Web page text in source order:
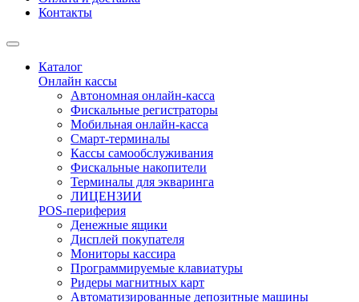
Контакты
Каталог
Онлайн кассы
Автономная онлайн-касса
Фискальные регистраторы
Мобильная онлайн-касса
Смарт-терминалы
Кассы самообслуживания
Фискальные накопители
Терминалы для экваринга
ЛИЦЕНЗИИ
POS-периферия
Денежные ящики
Дисплей покупателя
Мониторы кассира
Программируемые клавиатуры
Ридеры магнитных карт
Автоматизированные депозитные машины